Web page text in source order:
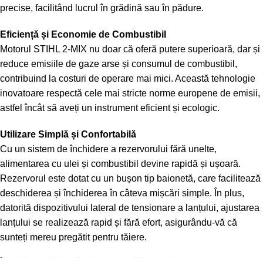
precise, facilitând lucrul în grădină sau în pădure.
Eficiență și Economie de Combustibil
Motorul STIHL 2-MIX nu doar că oferă putere superioară, dar și
reduce emisiile de gaze arse și consumul de combustibil,
contribuind la costuri de operare mai mici. Această tehnologie
inovatoare respectă cele mai stricte norme europene de emisii,
astfel încât să aveți un instrument eficient și ecologic.
Utilizare Simplă și Confortabilă
Cu un sistem de închidere a rezervorului fără unelte,
alimentarea cu ulei și combustibil devine rapidă și ușoară.
Rezervorul este dotat cu un bușon tip baionetă, care facilitează
deschiderea și închiderea în câteva mișcări simple. În plus,
datorită dispozitivului lateral de tensionare a lanțului, ajustarea
lanțului se realizează rapid și fără efort, asigurându-vă că
sunteți mereu pregătit pentru tăiere.